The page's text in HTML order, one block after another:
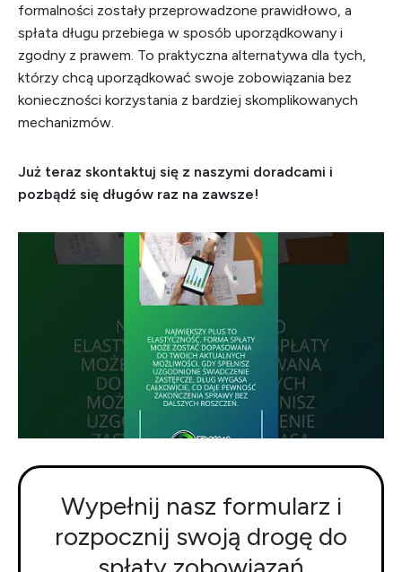
formalności zostały przeprowadzone prawidłowo, a
spłata długu przebiega w sposób uporządkowany i
zgodny z prawem. To praktyczna alternatywa dla tych,
którzy chcą uporządkować swoje zobowiązania bez
konieczności korzystania z bardziej skomplikowanych
mechanizmów.
Już teraz skontaktuj się z naszymi doradcami i
pozbądź się długów raz na zawsze!
Wypełnij nasz formularz i
rozpocznij swoją drogę do